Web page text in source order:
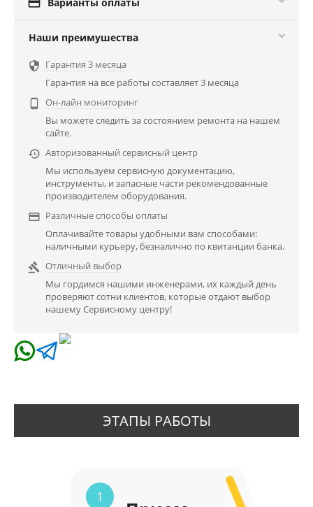
Наши преимушества
 Гарантия 3 месяца
Гарантия на все работы составляет 3 месяца

Он-лайн мониторинг
Вы можете следить за состоянием ремонта на нашем
сайте.
 Авторизованный сервисный центр
Мы используем сервисную документацию,
инструменты, и запасные части рекомендованные
производителем оборудования.
 Различные способы оплаты
Оплачивайте товары удобными вам способами:
наличными курьеру, безналично по квитанции банка.
 Отличный выбор
Мы гордимся нашими инженерами, их каждый день
проверяют сотни клиентов, которые отдают выбор
нашему Сервисному центру!
ЭТАПЫ РАБОТЫ
1